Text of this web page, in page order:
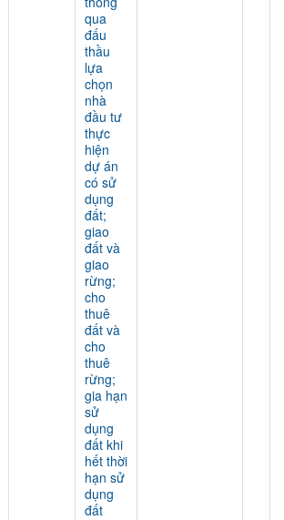
qua
đấu
thầu
lựa
chọn
nhà
đầu tư
thực
hiện
dự án
có sử
dụng
đất;
giao
đất và
giao
rừng;
cho
thuê
đất và
cho
thuê
rừng;
gia hạn
sử
dụng
đất khi
hết thời
hạn sử
dụng
đất